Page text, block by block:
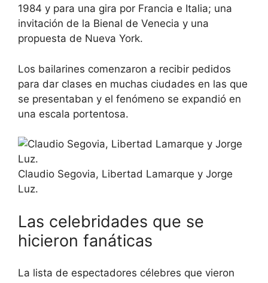
1984 y para una gira por Francia e Italia; una
invitación de la Bienal de Venecia y una
propuesta de Nueva York.
Los bailarines comenzaron a recibir pedidos
para dar clases en muchas ciudades en las que
se presentaban y el fenómeno se expandió en
una escala portentosa.
Claudio Segovia, Libertad Lamarque y Jorge
Luz.
Las celebridades que se
hicieron fanáticas
La lista de espectadores célebres que vieron